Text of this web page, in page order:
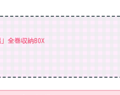
全巻収納BOX